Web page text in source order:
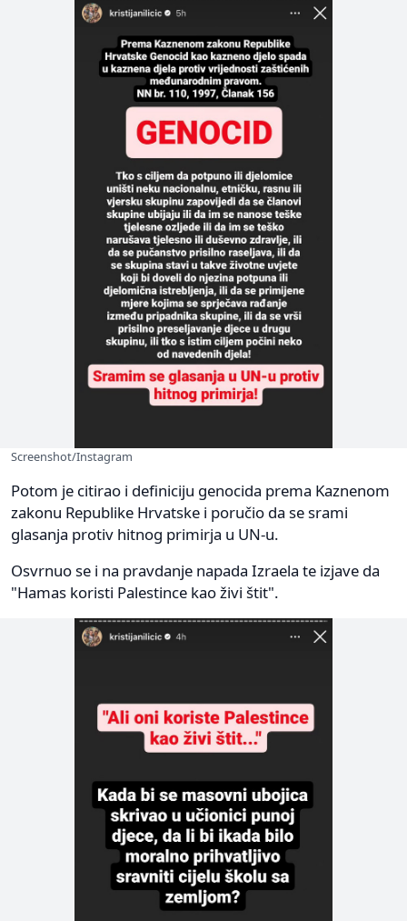
Screenshot/Instagram
Potom je citirao i definiciju genocida prema Kaznenom
zakonu Republike Hrvatske i poručio da se srami
glasanja protiv hitnog primirja u UN-u.
Osvrnuo se i na pravdanje napada Izraela te izjave da
"Hamas koristi Palestince kao živi štit".